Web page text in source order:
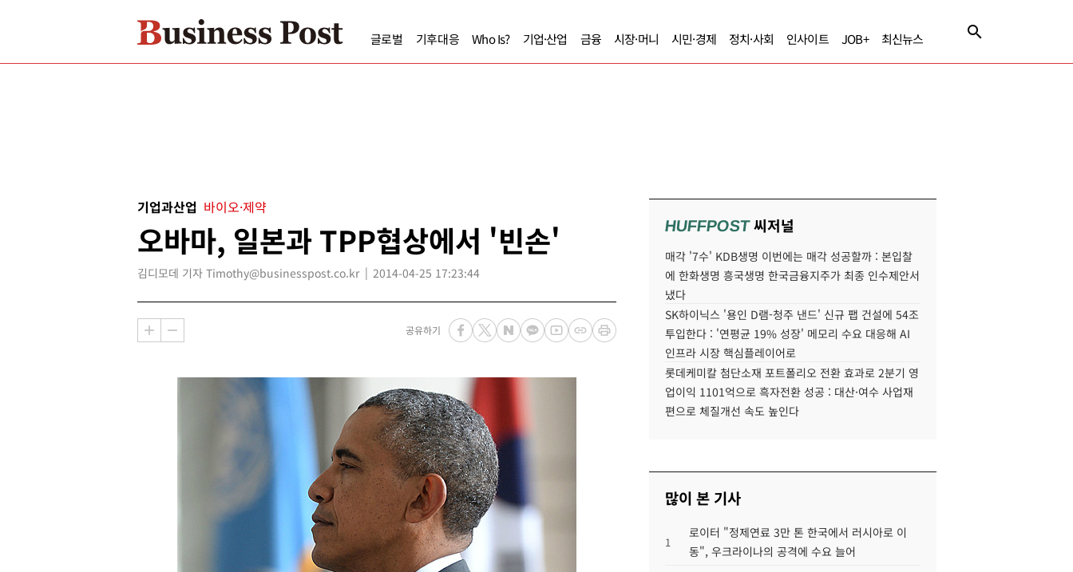
글로벌 기후대응 Who Is? 기업·산업 금융 시장·머니 시민·경제 정치·사회 인사이트 JOB+ 최신뉴스
기업과산업 바이오·제약
오바마, 일본과 TPP협상에서 '빈손'
김디모데 기자 Timothy@businesspost.co.kr 2014-04-25 17:23:44
공유하기
HUFFPOST씨저널
매각 '7수' KDB생명 이번에는 매각 성공할까 : 본입찰
에 한화생명 흥국생명 한국금융지주가 최종 인수제안서
냈다
SK하이닉스 '용인 D램-청주 낸드' 신규 팹 건설에 54조
투입한다 : '연평균 19% 성장' 메모리 수요 대응해 AI
인프라 시장 핵심플레이어로
롯데케미칼 첨단소재 포트폴리오 전환 효과로 2분기 영
업이익 1101억으로 흑자전환 성공 : 대산·여수 사업재
편으로 체질개선 속도 높인다
많이 본 기사
1
로이터 "정제연료 3만 톤 한국에서 러시아로 이
동", 우크라이나의 공격에 수요 늘어